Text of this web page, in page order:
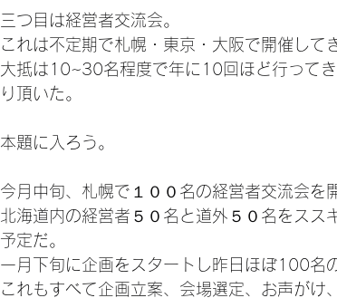
三つ目は経営者交流会。
これは不定期で札幌・東京・大阪で開催して
大抵は10~30名程度で年に10回ほど行って
り頂いた。
本題に入ろう。
今月中旬、札幌で１００名の経営者交流会を
北海道内の経営者５０名と道外５０名をスス
予定だ。
一月下旬に企画をスタートし昨日ほぼ100名
これもすべて企画立案、会場選定、お声がけ